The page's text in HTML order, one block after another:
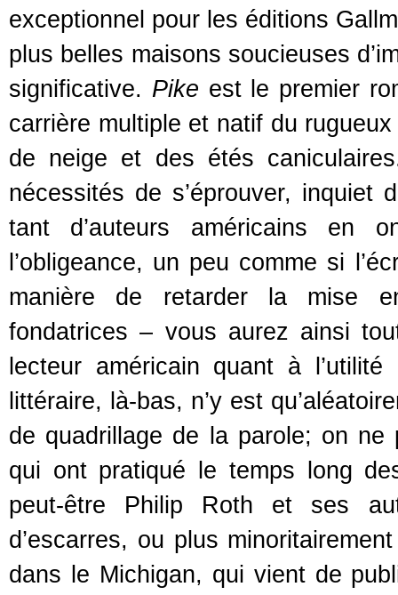
exceptionnel pour les éditions
plus belles maisons soucieuses
significative. Pike est le premier
carrière multiple et natif du
de neige et des étés
nécessités de s’éprouver, inquiet
tant d’auteurs américains en
l’obligeance, un peu comme si
manière de retarder la mise
fondatrices – vous aurez ainsi
lecteur américain quant à
littéraire, là-bas, n’y est
de quadrillage de la parole; on ne
qui ont pratiqué le temps long
peut-être Philip Roth et ses
d’escarres, ou plus
dans le Michigan, qui vient de